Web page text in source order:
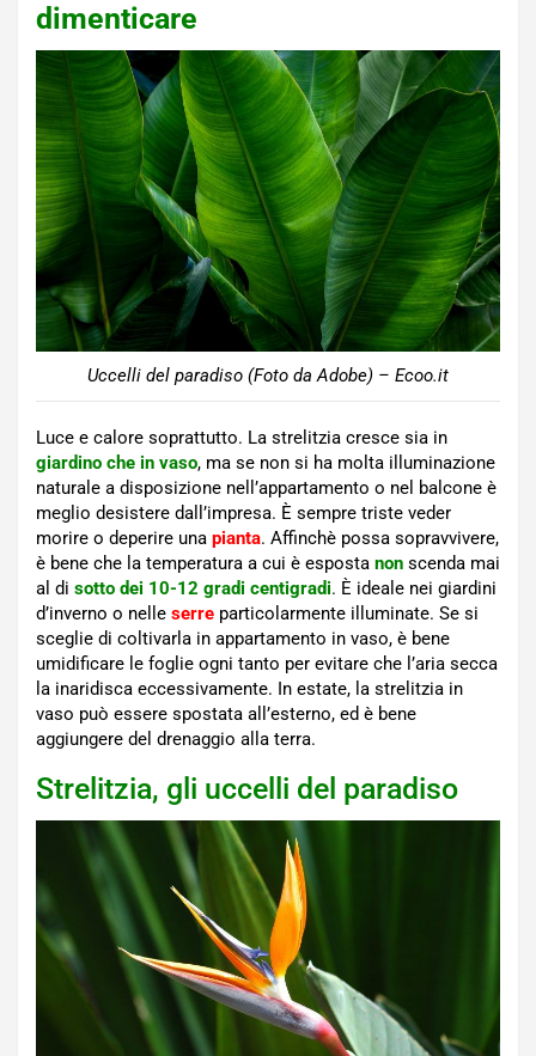
dimenticare
Uccelli del paradiso (Foto da Adobe) – Ecoo.it
Luce e calore soprattutto. La strelitzia cresce sia in
giardino che in vaso, ma se non si ha molta illuminazione
naturale a disposizione nell’appartamento o nel balcone è
meglio desistere dall’impresa. È sempre triste veder
morire o deperire una pianta. Affinchè possa sopravvivere,
è bene che la temperatura a cui è esposta non scenda mai
al di sotto dei 10-12 gradi centigradi. È ideale nei giardini
d’inverno o nelle serre particolarmente illuminate. Se si
sceglie di coltivarla in appartamento in vaso, è bene
umidificare le foglie ogni tanto per evitare che l’aria secca
la inaridisca eccessivamente. In estate, la strelitzia in
vaso può essere spostata all’esterno, ed è bene
aggiungere del drenaggio alla terra.
Strelitzia, gli uccelli del paradiso